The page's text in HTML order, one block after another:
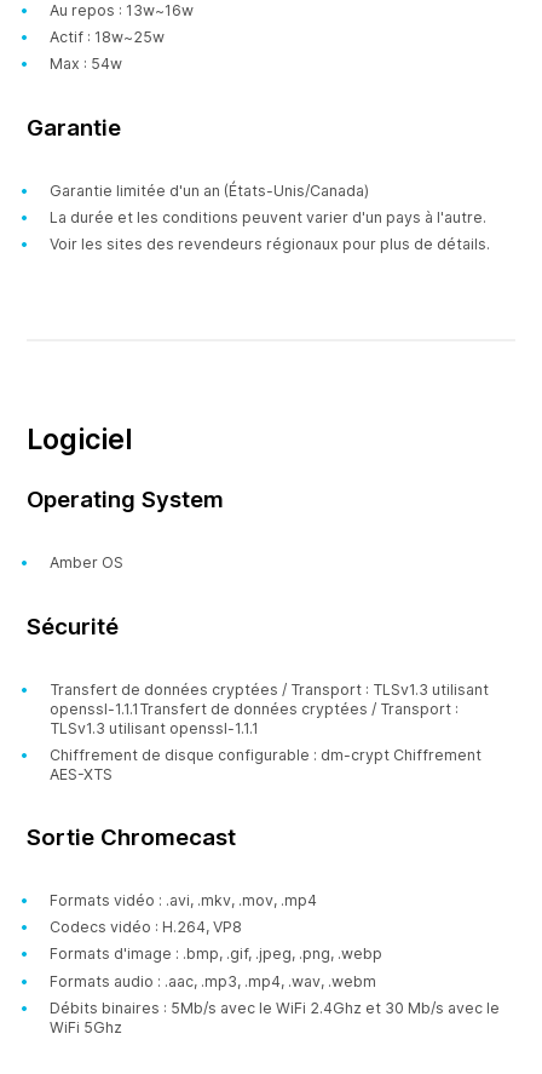
Au repos : 13w~16w
Actif : 18w~25w
Max : 54w
Garantie
Garantie limitée d'un an (États-Unis/Canada)
La durée et les conditions peuvent varier d'un pays à l'autre.
Voir les sites des revendeurs régionaux pour plus de détails.
Logiciel
Operating System
Amber OS
Sécurité
Transfert de données cryptées / Transport : TLSv1.3 utilisant
openssl-1.1.1Transfert de données cryptées / Transport :
TLSv1.3 utilisant openssl-1.1.1
Chiffrement de disque configurable : dm-crypt Chiffrement
AES-XTS
Sortie Chromecast
Formats vidéo : .avi, .mkv, .mov, .mp4
Codecs vidéo : H.264, VP8
Formats d'image : .bmp, .gif, .jpeg, .png, .webp
Formats audio : .aac, .mp3, .mp4, .wav, .webm
Débits binaires : 5Mb/s avec le WiFi 2.4Ghz et 30 Mb/s avec le
WiFi 5Ghz